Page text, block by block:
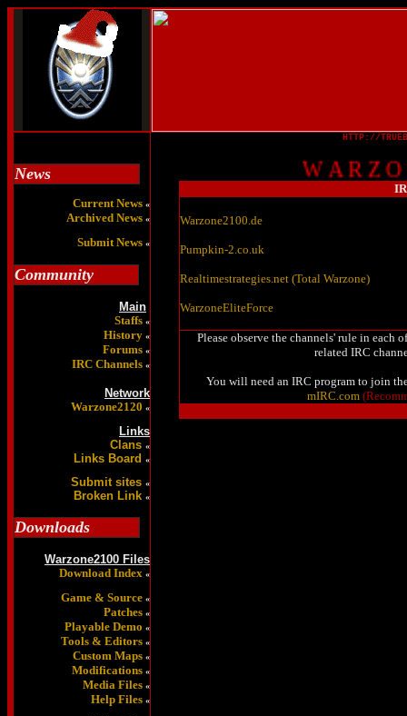
News
Current News «
Archived News «
Submit News «
Community
Main
Staffs «
History «
Forums «
IRC Channels «
Network
Warzone2120 «
Links
Clans «
Links Board «
Submit sites «
Broken Link «
Downloads
Warzone2100 Files
Download Index «
Game & Source «
Patches «
Playable Demo «
Tools & Editors «
Custom Maps «
Modifications «
Media Files «
Help Files «
HTTP://
W A R Z
Warzone2100.de
Pumpkin-2.co.uk
Realtimestrategies.net (Total Warzone)
WarzoneEliteForce
Please observe the channels' rule in each
related IRC
You will need an IRC program to join
mIRC.com